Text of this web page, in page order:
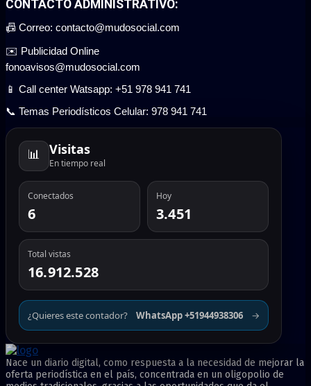
CONTACTO ADMINISTRATIVO:
📠 Correo: contacto@mudosocial.com
✉️ Publicidad Online
fonoavisos@mudosocial.com
📱 Call center Watsapp: +51 978 941 741
📞 Temas Periodísticos Celular: 978 941 741
📊 Visitas
En tiempo real
Conectados
6
Hoy
3.451
Total vistas
16.912.528
¿Quieres este contador? WhatsApp +51944938306 →
Nace un diario digital, como respuesta a la necesidad de mejorar la
oferta periodística en el país, concentrada en un oligopolio de